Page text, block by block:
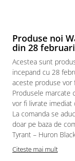
Age of Sigmar
Paints & Tools
Starter Sets
Books and Codex
Accesorii
Figurine
Star Wars figurine
Friday The 13th
Marvel Univers
Produse noi
din 28
Acestea sunt
incepand cu 28
aceste produse vor
Produsele marcate
vor fi livrate imediat
La comanda se
doar pe baza de
Tyrant – Huron
Citeste mai mult